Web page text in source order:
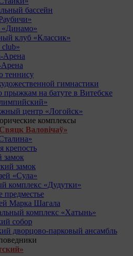
бассейн
клуб «Классик»
Арена
гимнастики
прыжкам на батуте в Витебске
центр «Логойск»
комплексы
Валовічаў»
крепость
замок
замок
«Сула»
комплекс «Дудутки»
предместье
Марка Шагала
комплекс «Хатынь»
собор
дворцово-парковый ансамбль